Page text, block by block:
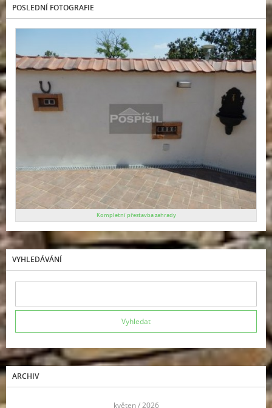
POSLEDNÍ FOTOGRAFIE
Kompletní přestavba zahrady
VYHLEDÁVÁNÍ
ARCHIV
květen / 2026